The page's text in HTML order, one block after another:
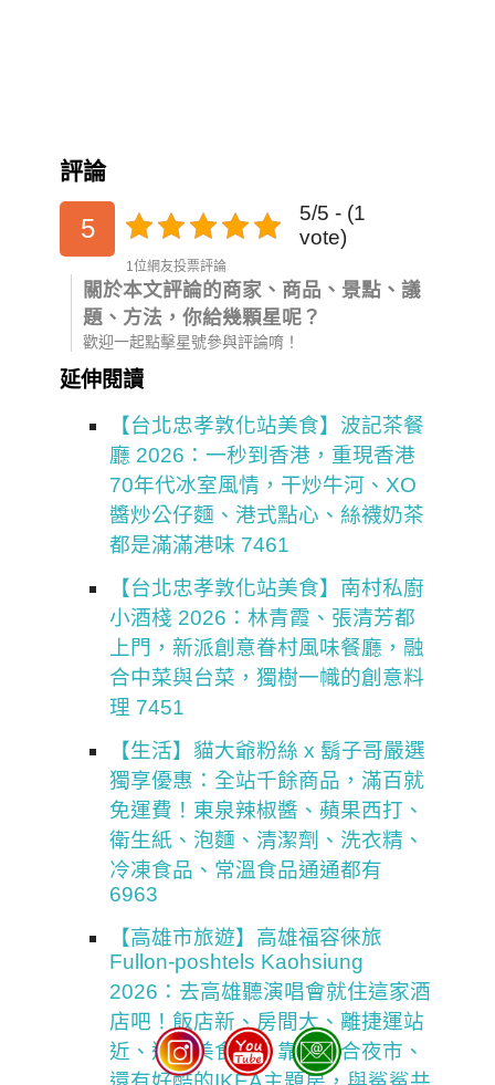
評論
5
5/5 - (1
vote)
1位網友投票評論
關於本文評論的商家、商品、景點、議
題、方法，你給幾顆星呢？
歡迎一起點擊星號參與評論唷！
延伸閱讀
【台北忠孝敦化站美食】波記茶餐
廳 2026：一秒到香港，重現香港
70年代冰室風情，干炒牛河、XO
醬炒公仔麵、港式點心、絲襪奶茶
都是滿滿港味 7461
【台北忠孝敦化站美食】南村私廚
小酒棧 2026：林青霞、張清芳都
上門，新派創意眷村風味餐廳，融
合中菜與台菜，獨樹一幟的創意料
理 7451
【生活】貓大爺粉絲 x 鬍子哥嚴選
獨享優惠：全站千餘商品，滿百就
免運費！東泉辣椒醬、蘋果西打、
衛生紙、泡麵、清潔劑、洗衣精、
冷凍食品、常溫食品通通都有
6963
【高雄市旅遊】高雄福容徠旅
Fullon-poshtels Kaohsiung
2026：去高雄聽演唱會就住這家酒
店吧！飯店新、房間大、離捷運站
近、週邊美食多、靠近六合夜市、